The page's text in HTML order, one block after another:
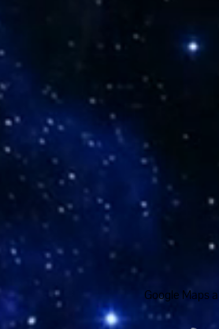
Google Maps